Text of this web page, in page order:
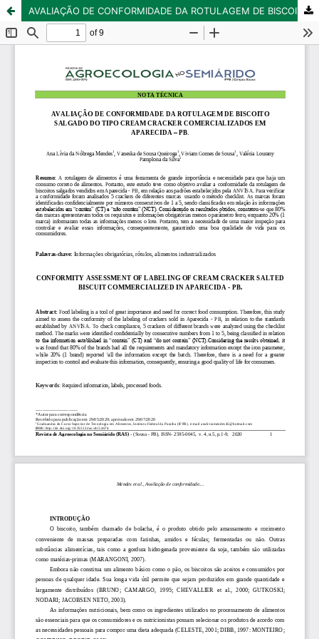
AVALIAÇÃO DE CONFORMIDADE DA ROTULAGEM DE BISCOITO SALGADO DO TIPO CREAM CRACKER COMERCIALIZADOS EM APARECIDA – PB.